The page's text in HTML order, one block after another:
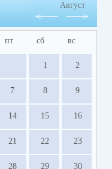
Август
пт сб вс
1 2
7 8 9
14 15 16
21 22 23
28 29 30